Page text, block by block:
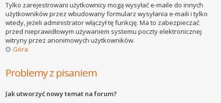
Tylko zarejestrowani użytkownicy mogą wysyłać e-maile do innych
użytkowników przez wbudowany formularz wysyłania e-maili i tylko
wtedy, jeżeli administrator włączył tę funkcję. Ma to zabezpieczać
przed nieprawidłowym używaniem systemu poczty elektronicznej
witryny przez anonimowych użytkowników.
Góra
Problemy z pisaniem
Jak utworzyć nowy temat na forum?